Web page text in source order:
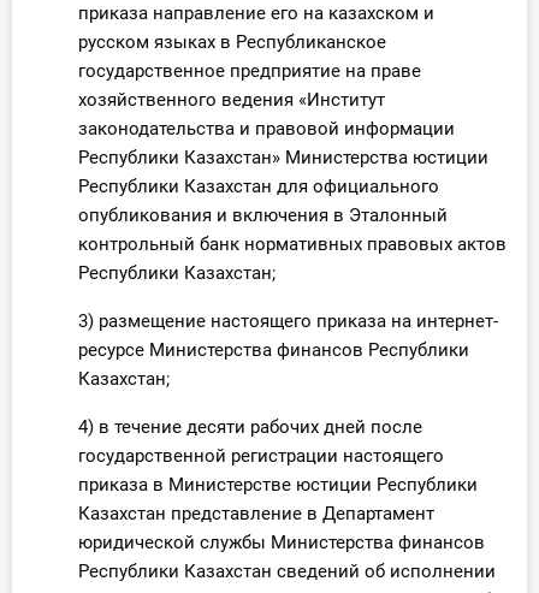
приказа направление его на казахском и
русском языках в Республиканское
государственное предприятие на праве
хозяйственного ведения «Институт
законодательства и правовой информации
Республики Казахстан» Министерства юстиции
Республики Казахстан для официального
опубликования и включения в Эталонный
контрольный банк нормативных правовых актов
Республики Казахстан;
3) размещение настоящего приказа на интернет-
ресурсе Министерства финансов Республики
Казахстан;
4) в течение десяти рабочих дней после
государственной регистрации настоящего
приказа в Министерстве юстиции Республики
Казахстан представление в Департамент
юридической службы Министерства финансов
Республики Казахстан сведений об исполнении